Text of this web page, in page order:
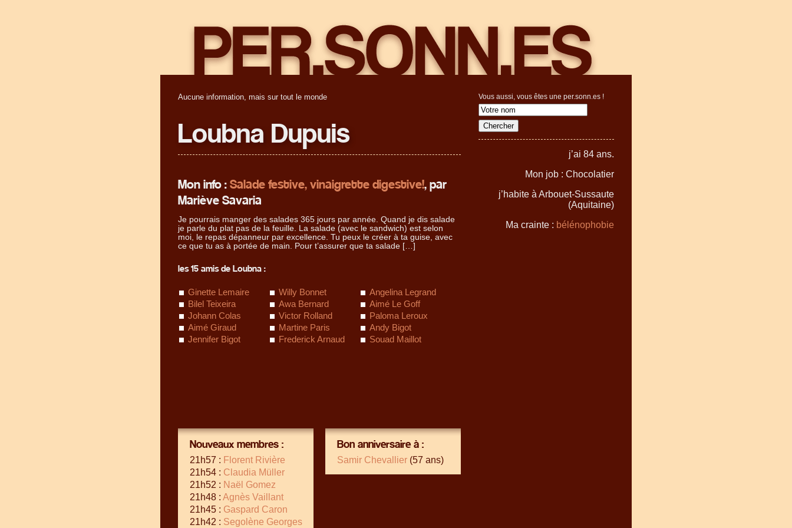
Aucune information, mais sur tout le monde
Loubna Dupuis
Vous aussi, vous êtes une per.sonn.es !
j’ai 84 ans.
Mon job : Chocolatier
j’habite à Arbouet-Sussaute
(Aquitaine)
Ma crainte : bélénophobie
Mon info :Salade festive, vinaigrette digestive!, par
Mariève Savaria
Je pourrais manger des salades 365 jours par année. Quand je dis salade
je parle du plat pas de la feuille. La salade (avec le sandwich) est selon
moi, le repas dépanneur par excellence. Tu peux le créer à ta guise, avec
ce que tu as à portée de main. Pour t’assurer que ta salade […]
les 15 amis de Loubna :
Ginette Lemaire Willy Bonnet
Angelina Legrand
Bilel Teixeira
Awa Bernard
Aimé Le Goff
Johann Colas
Victor Rolland
Paloma Leroux
Aimé Giraud
Martine Paris
Andy Bigot
Jennifer Bigot
Frederick Arnaud Souad Maillot
Nouveaux membres :
21h57 : Florent Rivière
21h54 : Claudia Müller
21h52 : Naël Gomez
21h48 : Agnès Vaillant
21h45 : Gaspard Caron
21h42 : Segolène Georges
Bon anniversaire à :
Samir Chevallier (57 ans)